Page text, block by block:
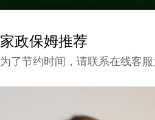
家政保姆推荐
为了节约时间，请联系在线客